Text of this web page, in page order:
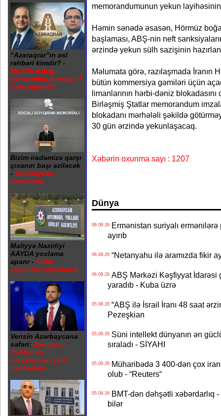
“Azəraqrar”ın əsl
rəhbəri kimdir? -
Nazirin sabiq
komandirinin maaşı 7
dəfə artırılıb?
Bizim iradəmizə qarşı
çıxanın başı əziləcək
- Azərbaycan
Prezidenti
Maliyyə Nazirliyi
AAYDA yoxlama
aparır - Ciddi
yeyintilər aşkarlanıb
Vensin Azərbaycana
səfəri: Zəngəzur
dəhlizinin
müzakirələri yeni
mərhələdə
memorandumunun yekun layihəsinin
Həmin sənədə əsasən, Hörmüz
başlaması, ABŞ-nin neft
ərzində yekun sülh sazişinin
Məlumata görə, razılaşmada İranın
bütün kommersiya gəmiləri üçün
limanlarının hərbi-dəniz blokadasını
Birləşmiş Ştatlar memorandum
blokadanı mərhələli şəkildə
30 gün ərzində yekunlaşacaq.
Xəbərin oxunma sayı : 1207
Dünya
06.08.26Ermənistan suriyalı ermənilərə
ayırıb
06.08.26“Netanyahu ilə aramızda fikir
06.08.26ABŞ Mərkəzi Kəşfiyyat İdarəsi
yaradıb - Kuba üzrə
05.08.26“ABŞ ilə İsrail İranı 48 saat
Pezeşkian
05.08.26Süni intellekt dünyanın ən
sıraladı - SİYAHI
05.08.26Müharibədə 3 400-dən çox
olub - “Reuters“
05.08.26BMT-dən dəhşətli xəbərdarlıq
bilər